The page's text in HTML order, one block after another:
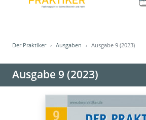
Der Praktiker Ausgaben Ausgabe 9 (2023)
Ausgabe 9 (2023)